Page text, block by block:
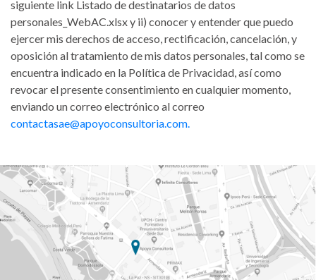
siguiente link Listado de destinatarios de datos
personales_WebAC.xlsx y ii) conocer y entender que puedo
ejercer mis derechos de acceso, rectificación, cancelación, y
oposición al tratamiento de mis datos personales, tal como se
encuentra indicado en la Política de Privacidad, así como
revocar el presente consentimiento en cualquier momento,
enviando un correo electrónico al correo
contactasae@apoyoconsultoria.com.